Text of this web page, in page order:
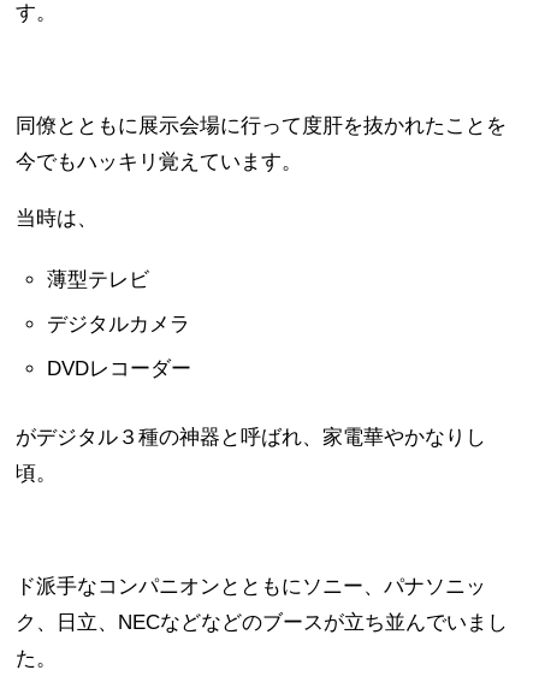
す。
同僚とともに展示会場に行って度肝を抜かれたことを
今でもハッキリ覚えています。
当時は、
薄型テレビ
デジタルカメラ
DVDレコーダー
がデジタル３種の神器と呼ばれ、家電華やかなりし
頃。
ド派手なコンパニオンとともにソニー、パナソニッ
ク、日立、NECなどなどのブースが立ち並んでいまし
た。